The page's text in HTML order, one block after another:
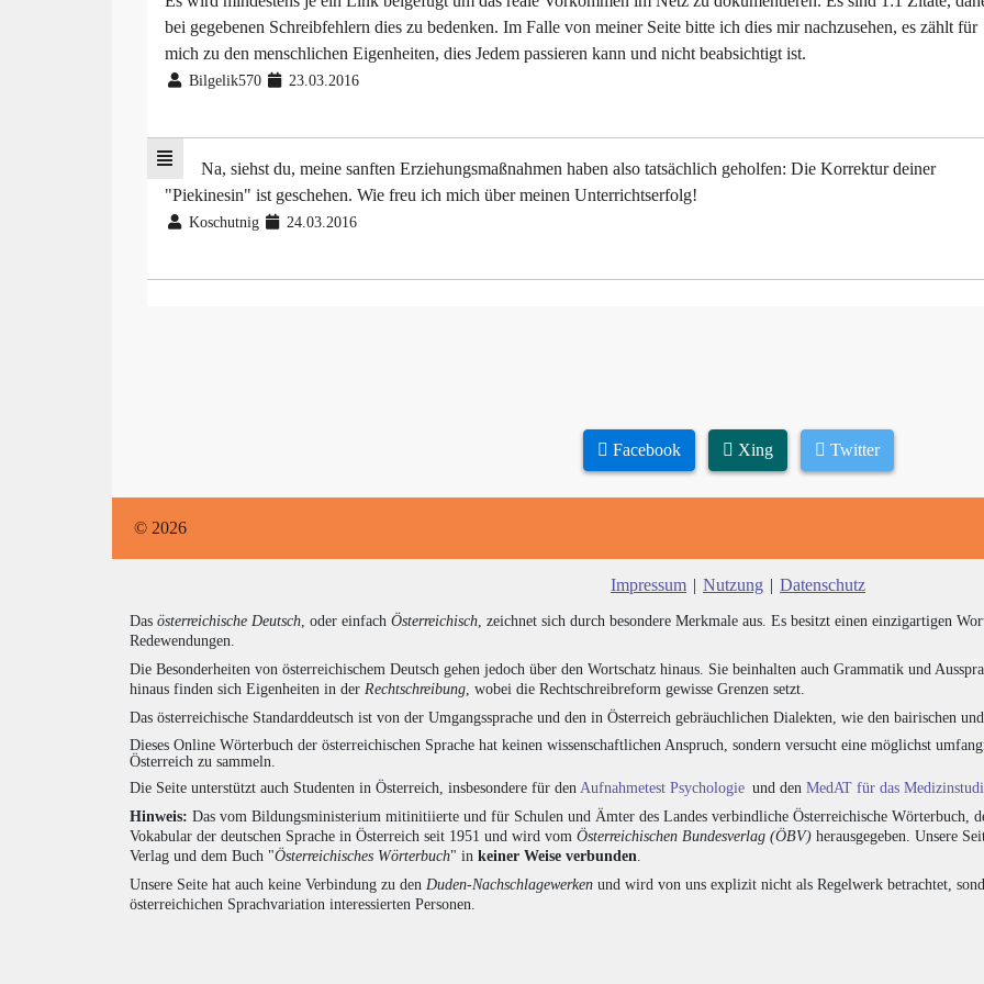
bei gegebenen Schreibfehlern dies zu bedenken. Im Falle von meiner Seite bitte ich dies mir nachzusehen, es zählt für
mich zu den menschlichen Eigenheiten, dies Jedem passieren kann und nicht beabsichtigt ist.
Bilgelik570 23.03.2016
Na, siehst du, meine sanften Erziehungsmaßnahmen haben also tatsächlich geholfen: Die Korrektur deiner
"Piekinesin" ist geschehen. Wie freu ich mich über meinen Unterrichtserfolg!
Koschutnig 24.03.2016
Facebook Xing Twitter
© 2026
Impressum | Nutzung | Datenschutz
Das österreichische Deutsch, oder einfach Österreichisch, zeichnet sich durch besondere Merkmale aus. Es besitzt einen einzigartigen
Redewendungen.
Die Besonderheiten von österreichischem Deutsch gehen jedoch über den Wortschatz hinaus. Sie beinhalten auch Grammatik und
hinaus finden sich Eigenheiten in der Rechtschreibung, wobei die Rechtschreibreform gewisse Grenzen setzt.
Das österreichische Standarddeutsch ist von der Umgangssprache und den in Österreich gebräuchlichen Dialekten, wie den bairischen
Dieses Online Wörterbuch der österreichischen Sprache hat keinen wissenschaftlichen Anspruch, sondern versucht eine möglichst
Österreich zu sammeln.
Die Seite unterstützt auch Studenten in Österreich, insbesondere für den Aufnahmetest Psychologie und den MedAT für das
Hinweis: Das vom Bildungsministerium mitinitiierte und für Schulen und Ämter des Landes verbindliche Österreichische Wörterbuch,
Vokabular der deutschen Sprache in Österreich seit 1951 und wird vom Österreichischen Bundesverlag (ÖBV) herausgegeben. Unsere
Verlag und dem Buch "Österreichisches Wörterbuch" in keiner Weise verbunden.
Unsere Seite hat auch keine Verbindung zu den Duden-Nachschlagewerken und wird von uns explizit nicht als Regelwerk betrachtet,
österreichichen Sprachvariation interessierten Personen.